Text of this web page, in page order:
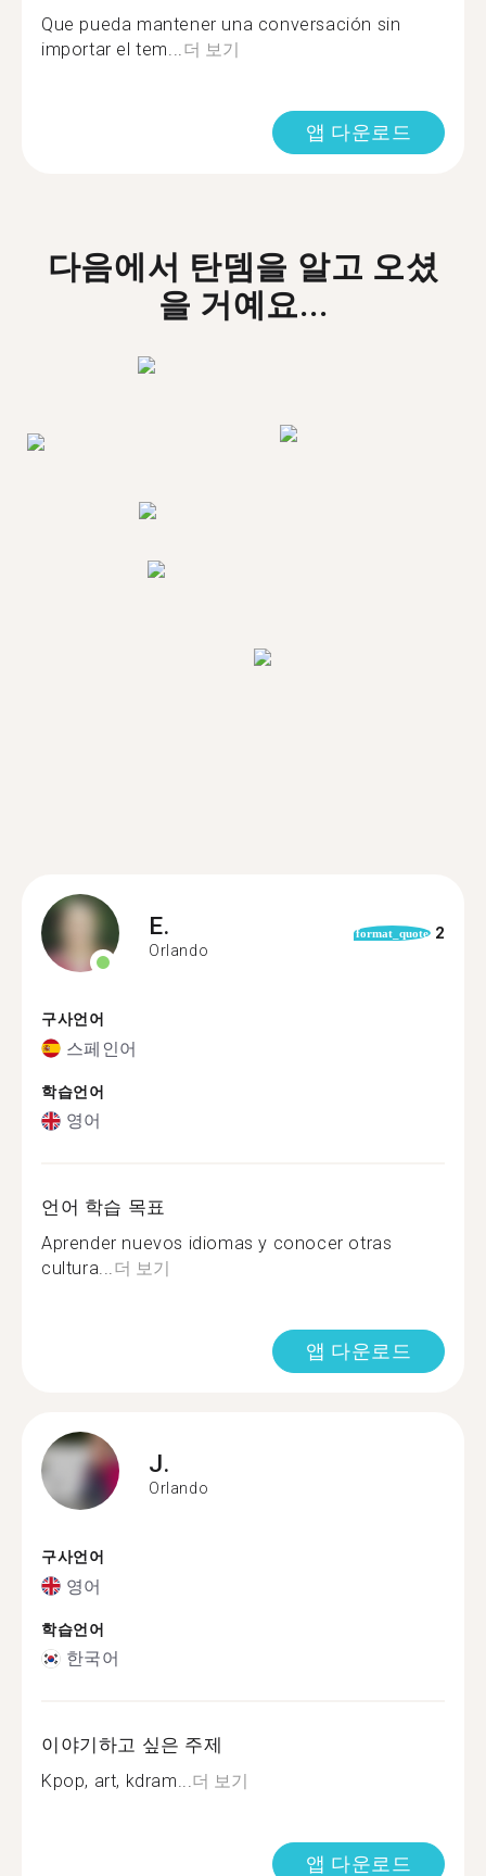
Que pueda mantener una conversación sin
importar el tem...더 보기
앱 다운로드
다음에서 탄뎀을 알고 오셨
을 거예요...
E.
Orlando
format_quote 2
구사언어
스페인어
학습언어
영어
언어 학습 목표
Aprender nuevos idiomas y conocer otras
cultura...더 보기
앱 다운로드
J.
Orlando
구사언어
영어
학습언어
한국어
이야기하고 싶은 주제
Kpop, art, kdram...더 보기
앱 다운로드